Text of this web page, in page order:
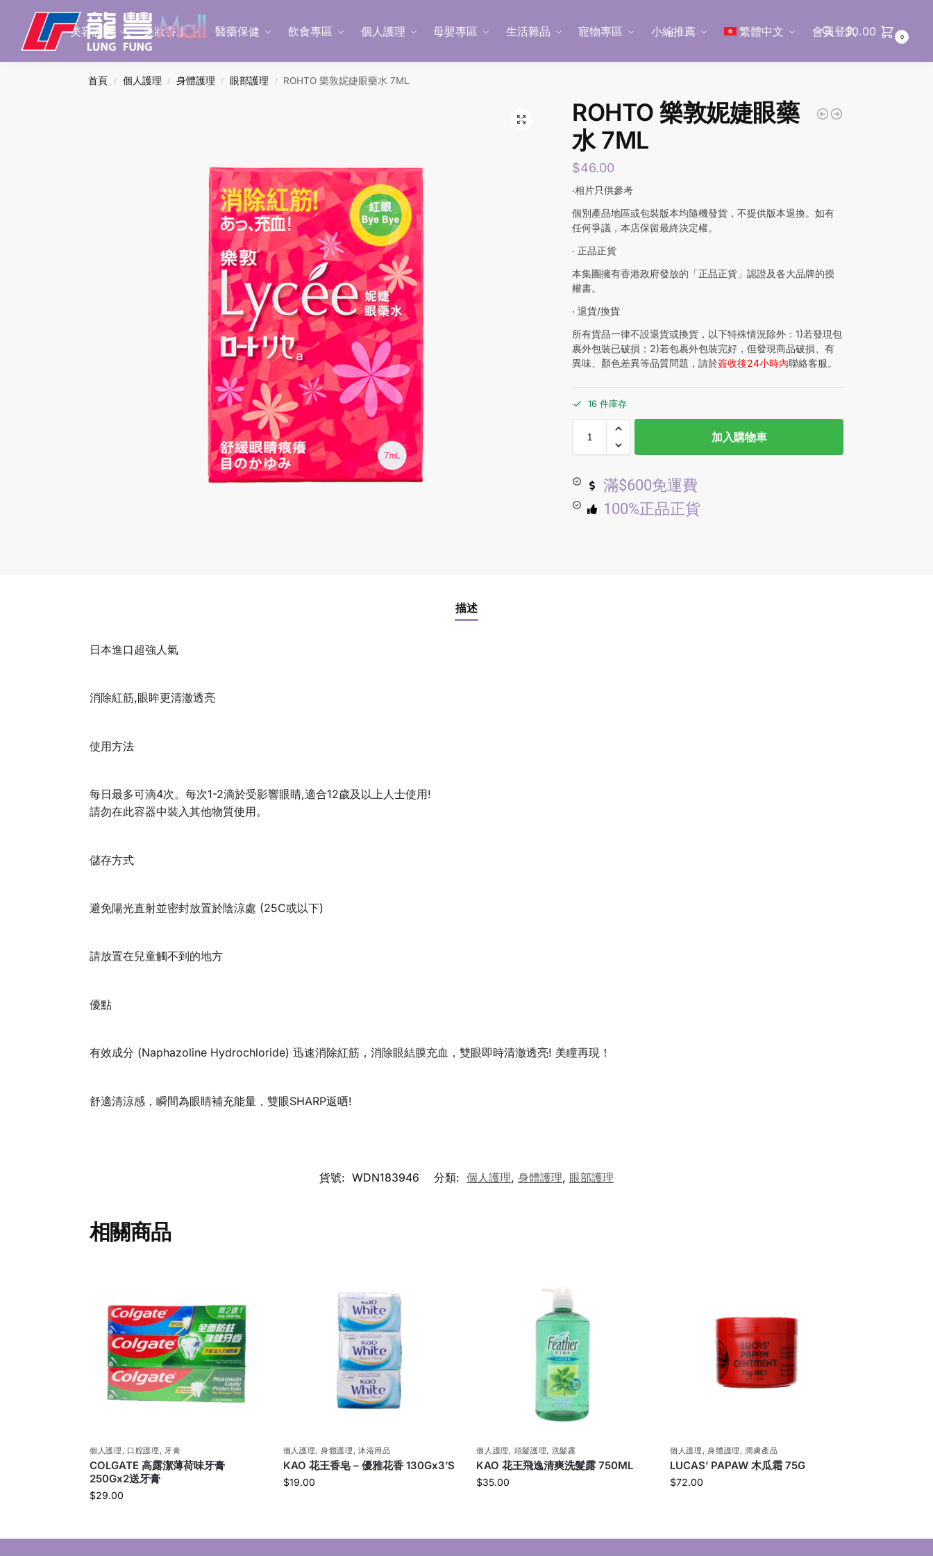
美容護膚 美妝香水 醫藥保健 飲食專區 個人護理 母嬰專區 生活雜品 寵物專區 小編推薦 繁體中文 會員登入
Search
$0.00 0
首頁 / 個人護理 / 身體護理 / 眼部護理 / ROHTO 樂敦妮婕眼藥水 7ML
ROHTO 樂敦妮婕眼藥
水 7ML
$46.00
‧相片只供參考
個別產品地區或包裝版本均隨機發貨，不提供版本退換。如有
任何爭議，本店保留最終決定權。
‧ 正品正貨
本集團擁有香港政府發放的「正品正貨」認證及各大品牌的授
權書。
‧ 退貨/換貨
所有貨品一律不設退貨或換貨，以下特殊情況除外：1)若發現包
裹外包裝已破損；2)若包裹外包裝完好，但發現商品破損、有
異味、顏色差異等品質問題，請於簽收後24小時內聯絡客服。
16 件庫存
加入購物車
滿$600免運費
100%正品正貨
描述
日本進口超強人氣
消除紅筋,眼眸更清澈透亮
使用方法
每日最多可滴4次。每次1-2滴於受影響眼睛,適合12歲及以上人士使用!
請勿在此容器中裝入其他物質使用。
儲存方式
避免陽光直射並密封放置於陰涼處 (25C或以下)
請放置在兒童觸不到的地方
優點
有效成分 (Naphazoline Hydrochloride) 迅速消除紅筋，消除眼結膜充血，雙眼即時清澈透亮! 美瞳再現！
舒適清涼感，瞬間為眼睛補充能量，雙眼SHARP返哂!
貨號: WDN183946 分類: 個人護理, 身體護理, 眼部護理
相關商品
個人護理 口腔護理 牙膏
COLGATE 高露潔薄荷味牙膏
250Gx2送牙膏
$29.00
個人護理 身體護理 ,沐浴用品
KAO 花王香皂 – 優雅花香 130Gx3’S
$19.00
個人護理 頭髮護理 洗髮露
KAO 花王飛逸清爽洗髮露 750ML
$35.00
個人護理 ,身體護理 ,潤膚產品
LUCAS’ PAPAW 木瓜霜 75G
$72.00